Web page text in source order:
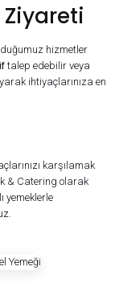
Ziyareti
hizmetler
talep edebilir veya
ihtiyaçlarınıza en
karşılamak
& Catering olarak
yemeklerle